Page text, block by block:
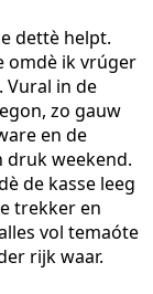
dettè helpt.
omdè ik vrúger
Vural in de
zo gauw
en de
druk weekend.
de kasse leeg
trekker en
vol temaóte
rijk waar.